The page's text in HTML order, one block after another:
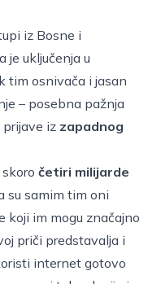
iz Bosne i
je uključenja u
tim osnivača i jasan
– posebna pažnja
iz zapadnog
četiri milijarde
su samim tim oni
koji im mogu značajno
priči predstavalja i
internet gotovo